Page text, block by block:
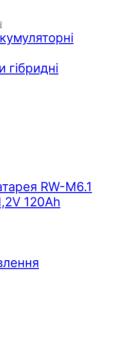
гібридні
RW-M6.1
120Ah